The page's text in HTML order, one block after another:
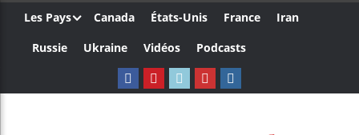
Les Pays Canada États-Unis France
Iran
Russie
Ukraine Vidéos Podcasts